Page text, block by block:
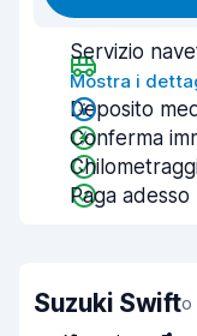
Servizio
Mostra i
Deposito
Conferma
Paga adesso
Suzuki Swifto